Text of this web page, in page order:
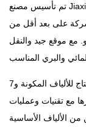
تم تأسيس مصنع Jiaxing Fuda Chemical Fibre Factory في عام
على بعد أقل من
مع موقع جيد والنقل
من خلال 20 عامًا من التطوير، لدينا 4 خطوط إنتاج للألياف المكونة و7
مع تقنيات وعمليات
بإنتاج سنوي يبلغ 40,000 طن من الألياف الأساسية